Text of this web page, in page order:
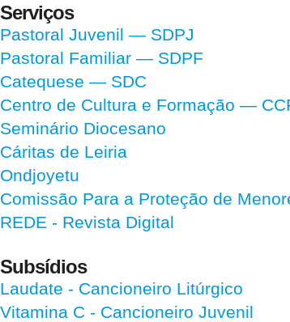
Serviços
Pastoral Juvenil — SDPJ
Pastoral Familiar — SDPF
Catequese — SDC
Centro de Cultura e Formação —
Seminário Diocesano
Cáritas de Leiria
Ondjoyetu
Comissão Para a Proteção de
REDE - Revista Digital
Subsídios
Laudate - Cancioneiro Litúrgico
Vitamina C - Cancioneiro Juvenil